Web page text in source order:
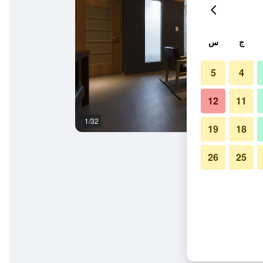
1/32
ج س
4
5
11
12
18
19
25
26